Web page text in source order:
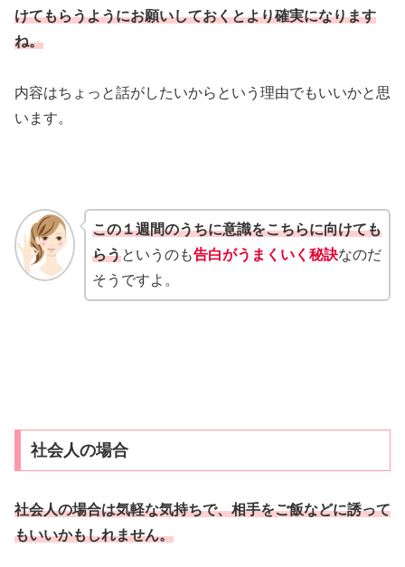
けてもらうようにお願いしておくとより確実になります
ね。
内容はちょっと話がしたいからという理由でもいいかと思
います。
この１週間のうちに意識をこちらに向けても
らうというのも告白がうまくいく秘訣なのだ
そうですよ。
社会人の場合
社会人の場合は気軽な気持ちで、相手をご飯などに誘って
もいいかもしれません。